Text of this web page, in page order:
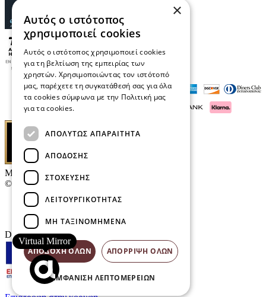
Μαρκάκης Οπτικά
© 2026
Επικοινωνία
E-Volution Awards
Designed & developed by
Virtual Mirror
×
Αυτός ο ιστότοπος
χρησιμοποιεί cookies
Αυτός ο ιστότοπος χρησιμοποιεί cookies
για τη βελτίωση της εμπειρίας των
χρηστών. Χρησιμοποιώντας τον ιστότοπό
μας, παρέχετε τη συγκατάθεσή σας για όλα
τα cookies σύμφωνα με την Πολιτική μας
για τα cookies.
ΑΠΟΛΎΤΩΣ ΑΠΑΡΑΊΤΗΤΑ
ΑΠΌΔΟΣΗΣ
ΣΤΌΧΕΥΣΗΣ
ΛΕΙΤΟΥΡΓΙΚΌΤΗΤΑΣ
ΜΗ ΤΑΞΙΝΟΜΗΜΈΝΑ
ΑΠΟΔΟΧΉ ΌΛΩΝ ΑΠΌΡΡΙΨΗ ΌΛΩΝ
ΕΜΦΆΝΙΣΗ ΛΕΠΤΟΜΕΡΕΙΏΝ